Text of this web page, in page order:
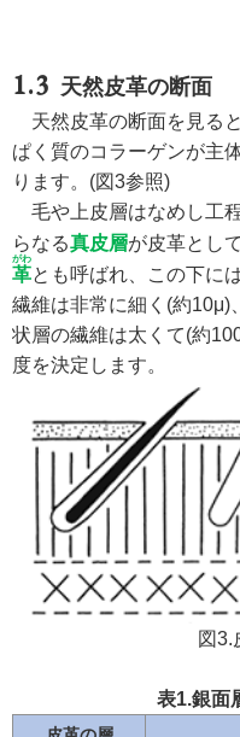
天然皮革の断面
天然皮革の断面を見る
ぱく質のコラーゲンが主
ります。(図3参照)
毛や上皮層はなめし工
らなる真皮層が皮革とし
革
がわ
とも呼ばれ、この下に
繊維は非常に細く(約10μ)
状層の繊維は太くて(約
度を決定します。
図3.
表1.銀面